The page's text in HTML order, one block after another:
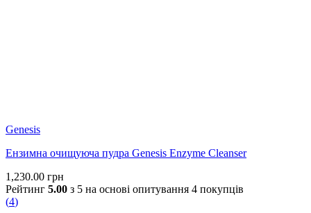
Genesis
Ензимна очищуюча пудра Genesis Enzyme Cleanser
1,230.00 грн
Рейтинг 5.00 з 5 на основі опитування 4 покупців
(4)